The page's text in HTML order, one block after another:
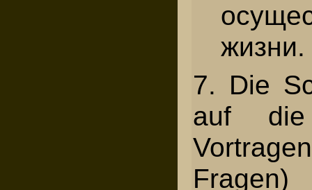
жизни.
7. Die
auf
Fragen)